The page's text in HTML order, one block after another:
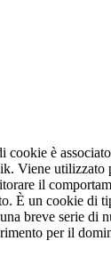
cookie è
Viene utilizzato
il
È un cookie di
breve serie di
per il